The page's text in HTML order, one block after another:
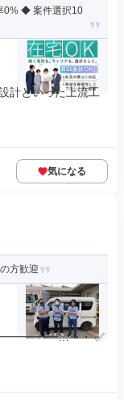
0% ◆ 案件選択10
計といった上流工
気になる
方歓迎
・ ✅